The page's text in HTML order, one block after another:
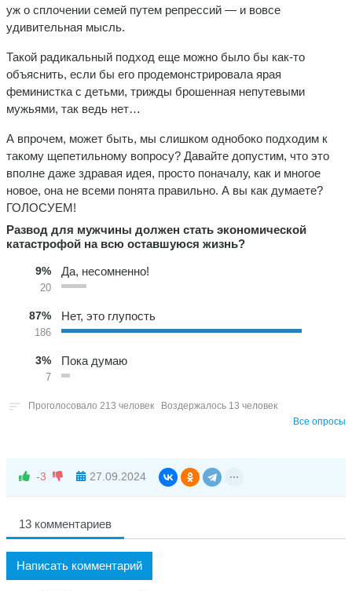
уж о сплочении семей путем репрессий — и вовсе
удивительная мысль.
Такой радикальный подход еще можно было бы как-то
объяснить, если бы его продемонстрировала ярая
феминистка с детьми, трижды брошенная непутевыми
мужьями, так ведь нет…
А впрочем, может быть, мы слишком однобоко подходим к
такому щепетильному вопросу? Давайте допустим, что это
вполне даже здравая идея, просто поначалу, как и многое
новое, она не всеми понята правильно. А вы как думаете?
ГОЛОСУЕМ!
Развод для мужчины должен стать экономической
катастрофой на всю оставшуюся жизнь?
9%
20
Да, несомненно!
87%
186
Нет, это глупость
3%
7
Пока думаю
Проголосовало 213 человек
Воздержалось 13 человек
Все опросы
-3 27.09.2024
13 комментариев
Написать комментарий